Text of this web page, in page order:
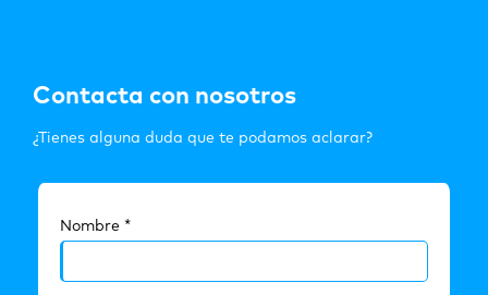
Contacta con nosotros
¿Tienes alguna duda que te podamos aclarar?
Nombre *